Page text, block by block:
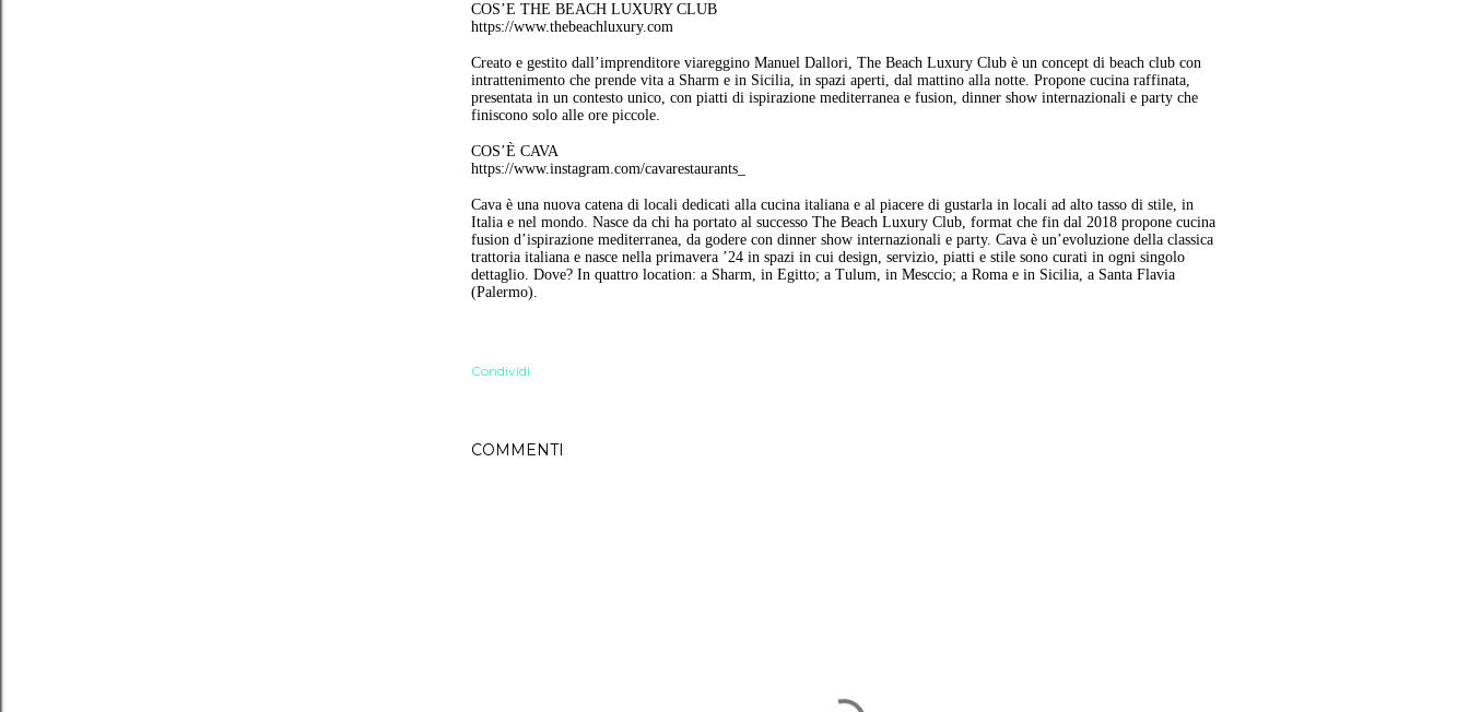
COS’E THE BEACH LUXURY CLUB
https://www.thebeachluxury.com
Creato e gestito dall’imprenditore viareggino Manuel Dallori, The Beach Luxury Club è un concept di beach club con
intrattenimento che prende vita a Sharm e in Sicilia, in spazi aperti, dal mattino alla notte. Propone cucina raffinata,
presentata in un contesto unico, con piatti di ispirazione mediterranea e fusion, dinner show internazionali e party che
finiscono solo alle ore piccole.
COS’È CAVA
https://www.instagram.com/cavarestaurants_
Cava è una nuova catena di locali dedicati alla cucina italiana e al piacere di gustarla in locali ad alto tasso di stile, in
Italia e nel mondo. Nasce da chi ha portato al successo The Beach Luxury Club, format che fin dal 2018 propone cucina
fusion d’ispirazione mediterranea, da godere con dinner show internazionali e party. Cava è un’evoluzione della classica
trattoria italiana e nasce nella primavera ’24 in spazi in cui design, servizio, piatti e stile sono curati in ogni singolo
dettaglio. Dove? In quattro location: a Sharm, in Egitto; a Tulum, in Mesccio; a Roma e in Sicilia, a Santa Flavia
(Palermo).
Condividi
COMMENTI